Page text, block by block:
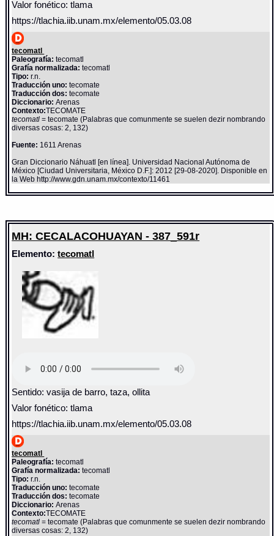
Valor fonético: tlama
https://tlachia.iib.unam.mx/elemento/05.03.08
tecomatl
Paleografía: tecomatl
Grafía normalizada: tecomatl
Tipo: r.n.
Traducción uno: tecomate
Traducción dos: tecomate
Diccionario:Arenas
Contexto:TECOMATE
tecomatl= tecomate (Palabras que comunmente se suelen dezir nombrando
diversas cosas: 2, 132)
Fuente: 1611 Arenas
Gran Diccionario Náhuatl [en línea]. Universidad Nacional Autónoma de
México [Ciudad Universitaria, México D.F.]: 2012 [29-08-2020]. Disponible en
la Web http://www.gdn.unam.mx/contexto/11461
MH: CECALACOHUAYAN - 387_591r
Elemento:tecomatl
Sentido: vasija de barro, taza, ollita
Valor fonético: tlama
https://tlachia.iib.unam.mx/elemento/05.03.08
tecomatl
Paleografía: tecomatl
Grafía normalizada: tecomatl
Tipo: r.n.
Traducción uno: tecomate
Traducción dos: tecomate
Diccionario:Arenas
Contexto:TECOMATE
tecomatl= tecomate (Palabras que comunmente se suelen dezir nombrando
diversas cosas: 2, 132)